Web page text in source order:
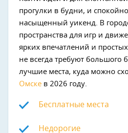
прогулки в будни, и
насыщенный уикенд. В
пространства для игр и
ярких впечатлений и
не всегда требуют большого
лучшие места, куда можно
Омске в 2026 году.
Бесплатные места
Недорогие